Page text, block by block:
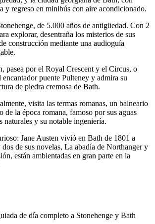
y regreso en minibús con aire acondicionado.
de 5.000 años de antigüedad. Con 2
explorar, desentraña los misterios de sus
construcción mediante una audioguía
pasea por el Royal Crescent y el Circus, o
encantador puente Pulteney y admira su
de piedra cremosa de Bath.
visita las termas romanas, un balneario
de la época romana, famoso por sus aguas
naturales y su notable ingeniería.
Jane Austen vivió en Bath de 1801 a
dos de sus novelas, La abadía de Northanger y
están ambientadas en gran parte en la
de día completo a Stonehenge y Bath